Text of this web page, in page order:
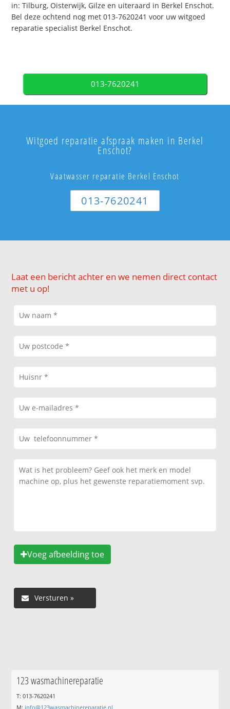
in: Tilburg, Oisterwijk, Gilze en uiteraard in Berkel Enschot.
Bel deze ochtend nog met 013-7620241 voor uw witgoed
reparatie specialist Berkel Enschot.
013-7620241
Witgoed reparatie afspraak maken in Berkel
Enschot?
Vaatwasser reparatie Berkel Enschot
013-7620241
Laat een bericht achter en we nemen direct contact
met u op!
Voeg afbeelding toe
123 wasmachinereparatie
T: 013-7620241
M: info@123wasmachinereparatie.nl